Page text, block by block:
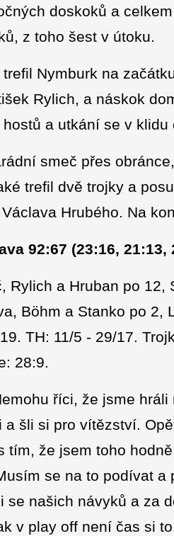
doskoků a
z toho šest v útoku.
Nymburk na
Rylich, a náskok
a utkání se v klidu
smeč přes
trefil dvě trojky a
Hrubého. Na
92:67 (23:16, 21:13,
a Hruban po 12,
Böhm a Stanko po 2,
TH: 11/5 - 29/17.
28:9.
říci, že jsme
šli si pro vítězství.
že jsem toho
se na to podívat a
našich návyků a za
v play off není čas si